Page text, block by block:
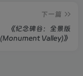
下一篇
《纪念碑谷：全景版
(Monument Valley)》